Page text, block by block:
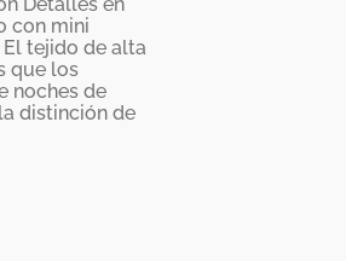
con mini
tejido de alta
que los
noches de
distinción de